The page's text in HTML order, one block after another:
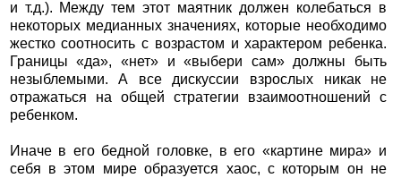
и т.д.). Между тем этот маятник должен колебаться в
некоторых медианных значениях, которые необходимо
жестко соотносить с возрастом и характером ребенка.
Границы «да», «нет» и «выбери сам» должны быть
незыблемыми. А все дискуссии взрослых никак не
отражаться на общей стратегии взаимоотношений с
ребенком.
Иначе в его бедной головке, в его «картине мира» и
себя в этом мире образуется хаос, с которым он не